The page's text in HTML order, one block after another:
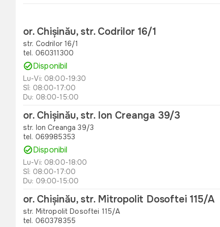
or. Chișinău, str. Codrilor 16/1
str. Codrilor 16/1
tel. 060311300
Disponibil
Lu-Vi: 08:00-19:30
Sî: 08:00-17:00
Du: 08:00-15:00
or. Chișinău, str. Ion Creanga 39/3
str. Ion Creanga 39/3
tel. 069985353
Disponibil
Lu-Vi: 08:00-18:00
Sî: 08:00-17:00
Du: 09:00-15:00
or. Chișinău, str. Mitropolit Dosoftei 115/A
str. Mitropolit Dosoftei 115/A
tel. 060378355